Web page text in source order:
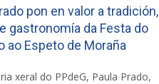
pon en valor a tradición,
gastronomía da Festa do
ao Espeto de Moraña
xeral do PPdeG, Paula Prado,